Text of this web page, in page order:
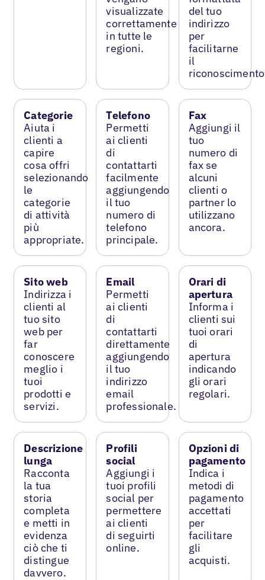
visualizzate
correttamente
in tutte le
regioni.
del tuo
indirizzo
per
facilitarne
il
Categorie
Aiuta i
clienti a
capire
cosa offri
selezionando
le
categorie
di attività
più
appropriate.
Telefono
Permetti
ai clienti
di
contattarti
facilmente
aggiungendo
il tuo
numero di
telefono
principale.
Fax
Aggiungi il
tuo
numero di
fax se
alcuni
clienti o
partner lo
utilizzano
ancora.
Sito web
Indirizza i
clienti al
tuo sito
web per
far
conoscere
meglio i
tuoi
prodotti e
servizi.
Email
Permetti
ai clienti
di
contattarti
direttamente
aggiungendo
il tuo
indirizzo
email
professionale.
Orari di
apertura
Informa i
clienti sui
tuoi orari
di
apertura
indicando
gli orari
regolari.
Descrizione
lunga
Racconta
la tua
storia
completa
e metti in
evidenza
ciò che ti
distingue
davvero.
Profili
social
Aggiungi i
tuoi profili
social per
permettere
ai clienti
di seguirti
online.
Opzioni di
pagamento
Indica i
metodi di
pagamento
accettati
per
facilitare
gli
acquisti.